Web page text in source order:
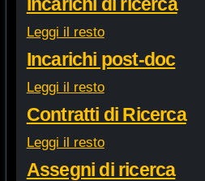
Incarichi di ricerca
Leggi il resto
Incarichi post-doc
Leggi il resto
Contratti di Ricerca
Leggi il resto
Assegni di ricerca